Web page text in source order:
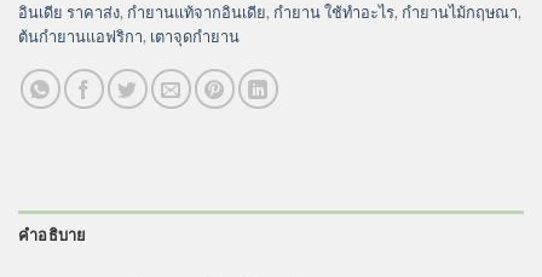
อินเดีย ราคาส่ง, กำยานแท้จากอินเดีย, กํายาน ใช้ทําอะไร, กํายานไม้กฤษณา,
ต้นกำยานแอฟริกา, เตาจุดกำยาน
คำอธิบาย